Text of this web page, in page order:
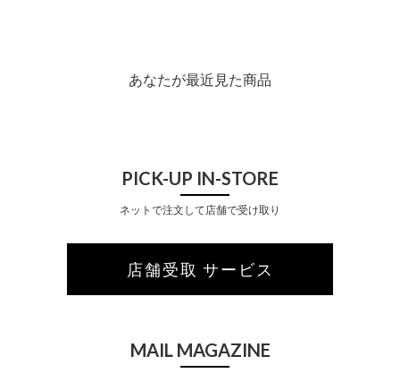
あなたが最近見た商品
PICK-UP IN-STORE
ネットで注文して店舗で受け取り
店舗受取 サービス
MAIL MAGAZINE